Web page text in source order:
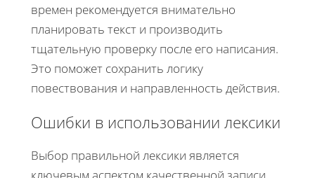
времен рекомендуется внимательно
планировать текст и производить
тщательную проверку после его написания.
Это поможет сохранить логику
повествования и направленность действия.
Ошибки в использовании лексики
Выбор правильной лексики является
ключевым аспектом качественной записи.